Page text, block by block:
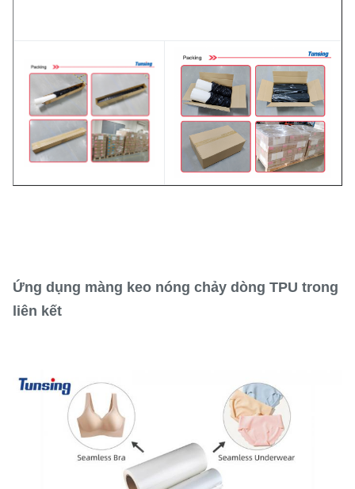
Ứng dụng màng keo nóng chảy dòng TPU trong
liên kết